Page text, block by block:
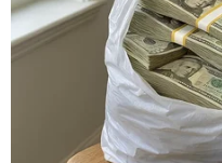
liên quan.
Ban Chuyên án
và truy bắt đối
buôn bán ma túy liên